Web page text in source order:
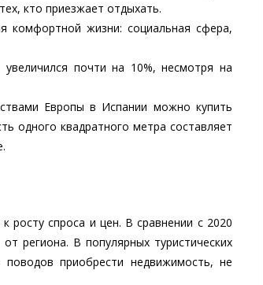
кто приезжает отдыхать.
комфортной жизни: социальная сфера,
почти на 10%, несмотря на
Европы в Испании можно купить
одного квадратного метра составляет
росту спроса и цен. В сравнении с 2020
региона. В популярных туристических
приобрести недвижимость, не